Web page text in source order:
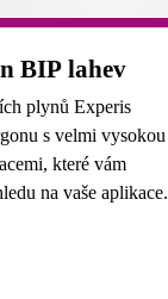
BIP lahev
plynů Experis
s velmi vysokou
které vám
na vaše aplikace.